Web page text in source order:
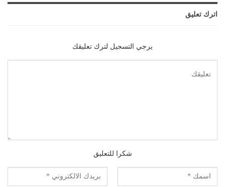
اترك تعليق
يرجي التسجيل لترك تعليقك
شكرا للتعليق